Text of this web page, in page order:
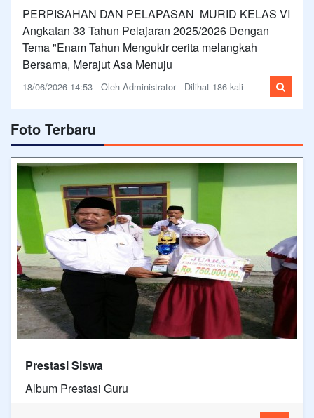
PERPISAHAN DAN PELAPASAN MURID KELAS VI
Angkatan 33 Tahun Pelajaran 2025/2026 Dengan
Tema "Enam Tahun Mengukir cerita melangkah
Bersama, Merajut Asa Menuju
18/06/2026 14:53 - Oleh Administrator - Dilihat 186 kali
Foto Terbaru
Prestasi Siswa
Album Prestasi Guru